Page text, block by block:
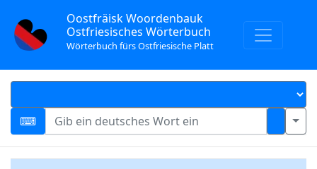
Oostfräisk Woordenbauk
Ostfriesisches Wörterbuch
Wörterbuch fürs Ostfriesische Platt